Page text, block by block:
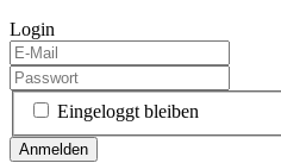
Login
Eingeloggt bleiben